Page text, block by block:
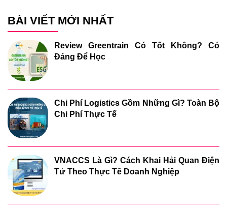
BÀI VIẾT MỚI NHẤT
Review Greentrain Có Tốt Không? Có
Đáng Để Học
Chi Phí Logistics Gồm Những Gì? Toàn Bộ
Chi Phí Thực Tế
VNACCS Là Gì? Cách Khai Hải Quan Điện
Tử Theo Thực Tế Doanh Nghiệp